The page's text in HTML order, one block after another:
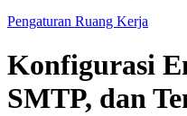
Pengaturan Ruang Kerja
Konfigurasi
SMTP, dan